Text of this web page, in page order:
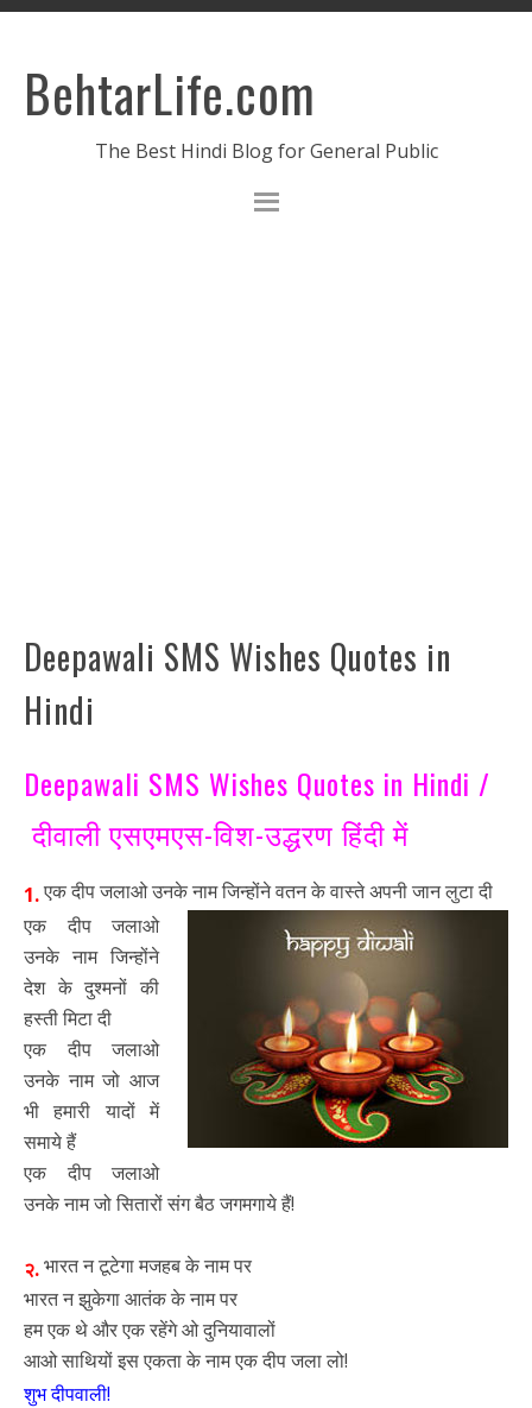
BehtarLife.com
The Best Hindi Blog for General Public
Deepawali SMS Wishes Quotes in
Hindi
Deepawali SMS Wishes Quotes in Hindi /
दीवाली एसएमएस-विश-उद्धरण हिंदी में
1.एक दीप जलाओ उनके नाम जिन्होंने वतन के वास्ते अपनी जान लुटा दी
एक दीप जलाओ
उनके नाम जिन्होंने
देश के दुश्मनों की
हस्ती मिटा दी
एक दीप जलाओ
उनके नाम जो आज
भी हमारी यादों में
समाये हैं
एक दीप जलाओ
उनके नाम जो सितारों संग बैठ जगमगाये हैं!
२.भारत न टूटेगा मजहब के नाम पर
भारत न झुकेगा आतंक के नाम पर
हम एक थे और एक रहेंगे ओ दुनियावालों
आओ साथियों इस एकता के नाम एक दीप जला लो!
शुभ दीपवाली!